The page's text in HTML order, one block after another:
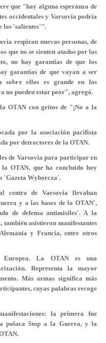
que "hay alguna esperanza de
occidentales y Varsovia podría
los 'salientes'".
respiran nuevas personas, de
que no se sienten atados por las
no hay garantías de que los
garantías de que vayan a ser
sobre ellos es grande en las
no pueden estar peor", agregó.
OTAN con gritos de "¡No a la
por la asociación pacifista
por detractores de la OTAN.
de Varsovia para participar en
OTAN, que ha concluido hoy
'Gazeta Wyborcza'.
centro de Varsovia llevaban
y a las bases de la OTAN',
de defensa antimisiles'. A la
también asistieron manifestantes
y Francia, entre otros
Europea. La OTAN es una
Representa la mayor
Más armas significa más
cuyas palabras recoge
la primera fue
polaca Stop a la Guerra, y la